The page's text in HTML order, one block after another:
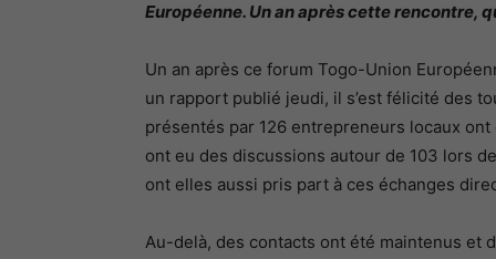
Européenne. Un an après cette rencontre,
Un an après ce forum Togo-Union
un rapport publié jeudi, il s’est félicité des
présentés par 126 entrepreneurs locaux
ont eu des discussions autour de 103 lors
ont elles aussi pris part à ces échanges
Au-delà, des contacts ont été maintenus et